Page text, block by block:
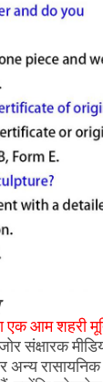
एक आम शहरी
संक्षारक
रासायनिक